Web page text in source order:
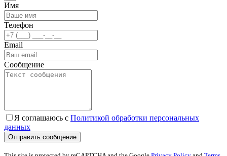
Имя
Телефон
Email
Сообщение
Я соглашаюсь с Политикой обработки персональных
данных